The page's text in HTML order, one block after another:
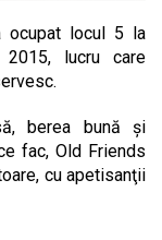
ocupat locul 5 la
lucru care
berea bună şi
fac, Old Friends
cu apetisanţii